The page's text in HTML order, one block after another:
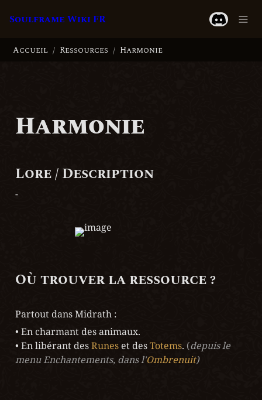
Soulframe Wiki FR
Accueil / Ressources / Harmonie
Harmonie
Lore / Description
-
Où trouver la ressource ?
Partout dans Midrath :
• En charmant des animaux.
• En libérant des Runes et des Totems. (depuis le
menu Enchantements, dans l'Ombrenuit)